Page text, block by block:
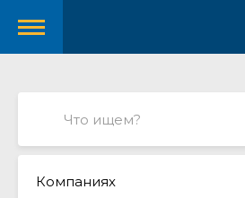
Компаниях